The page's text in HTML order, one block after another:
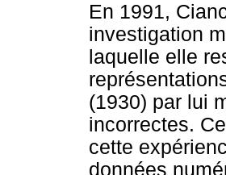
En 1991,
investigation
laquelle elle
(1930) par lui
incorrectes.
cette
données